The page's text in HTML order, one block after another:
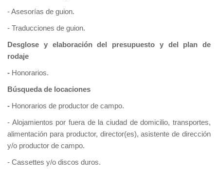
- Asesorías de guion.
- Traducciones de guion.
Desglose y elaboración del presupuesto y del plan de
rodaje
- Honorarios.
Búsqueda de locaciones
- Honorarios de productor de campo.
- Alojamientos por fuera de la ciudad de domicilio, transportes,
alimentación para productor, director(es), asistente de dirección
y/o productor de campo.
- Cassettes y/o discos duros.